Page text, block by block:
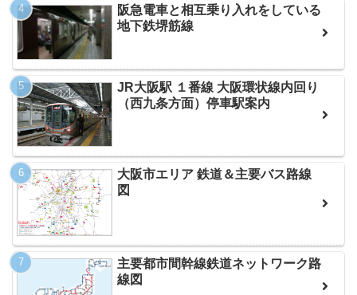
阪急電車と相互乗り入れをしている
地下鉄堺筋線
JR大阪駅 １番線 大阪環状線内回り
（西九条方面）停車駅案内
大阪市エリア 鉄道＆主要バス路線
図
主要都市間幹線鉄道ネットワーク路
線図